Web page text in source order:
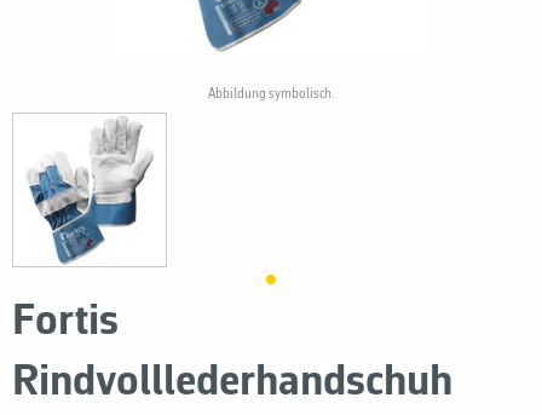
Fortis
Rindvolllederhandschuh
Abbildung symbolisch.